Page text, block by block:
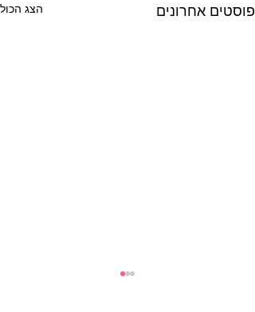
פוסטים אחרונים הצג הכול